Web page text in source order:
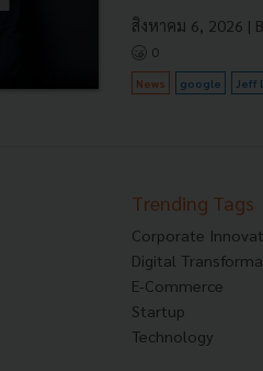
สิงหาคม 6, 2026 |
0
News google Jeff
Trending Tags
Corporate
Digital
E-Commerce
Startup
Technology